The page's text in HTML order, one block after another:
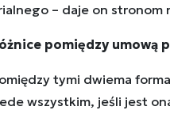
– daje on stronom
pomiędzy
tymi dwiema
wszystkim, jeśli jest